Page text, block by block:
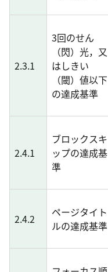
2.3.1
3回のせん
（閃）光，又
はしきい
（閾）値以下
の達成基準
2.4.1
ブロックスキ
ップの達成基
準
2.4.2
ページタイト
ルの達成基準